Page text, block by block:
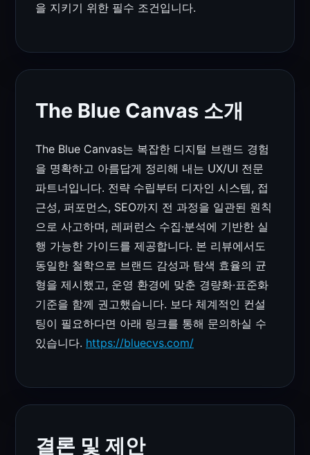
을 지키기 위한 필수 조건입니다.
The Blue Canvas 소개
The Blue Canvas는 복잡한 디지털 브랜드 경험
을 명확하고 아름답게 정리해 내는 UX/UI 전문
파트너입니다. 전략 수립부터 디자인 시스템, 접
근성, 퍼포먼스, SEO까지 전 과정을 일관된 원칙
으로 사고하며, 레퍼런스 수집·분석에 기반한 실
행 가능한 가이드를 제공합니다. 본 리뷰에서도
동일한 철학으로 브랜드 감성과 탐색 효율의 균
형을 제시했고, 운영 환경에 맞춘 경량화·표준화
기준을 함께 권고했습니다. 보다 체계적인 컨설
팅이 필요하다면 아래 링크를 통해 문의하실 수
있습니다. https://bluecvs.com/
결론 및 제안